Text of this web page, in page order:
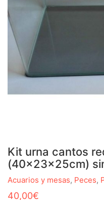
Kit urna cantos
(40x23x25cm)
Acuarios y mesas, Peces,
40,00€